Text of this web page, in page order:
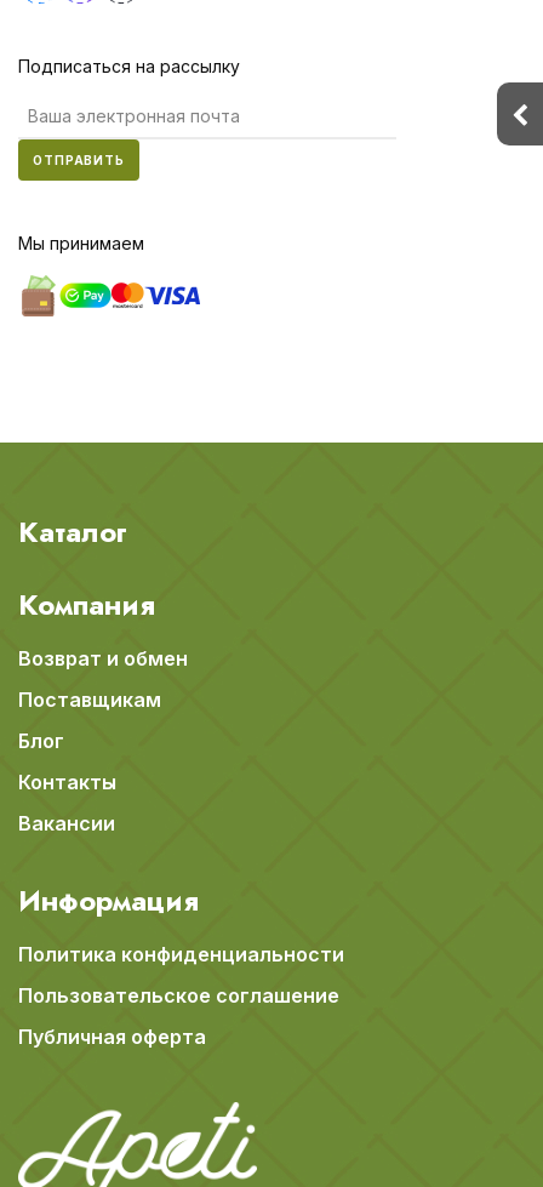
Подписаться на рассылку
ОТПРАВИТЬ
Мы принимаем
Каталог
Компания
Возврат и обмен
Поставщикам
Блог
Контакты
Вакансии
Информация
Политика конфиденциальности
Пользовательское соглашение
Публичная оферта